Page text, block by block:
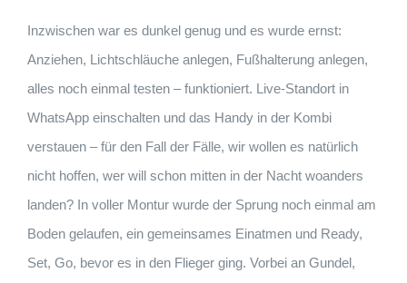
Inzwischen war es dunkel genug und es wurde ernst:
Anziehen, Lichtschläuche anlegen, Fußhalterung anlegen,
alles noch einmal testen – funktioniert. Live-Standort in
WhatsApp einschalten und das Handy in der Kombi
verstauen – für den Fall der Fälle, wir wollen es natürlich
nicht hoffen, wer will schon mitten in der Nacht woanders
landen? In voller Montur wurde der Sprung noch einmal am
Boden gelaufen, ein gemeinsames Einatmen und Ready,
Set, Go, bevor es in den Flieger ging. Vorbei an Gundel,